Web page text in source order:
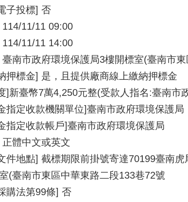
子投標] 否
114/11/11 09:00
114/11/11 14:00
臺南市政府環境保護局3樓開標室(臺南市
押標金] 是，且提供廠商線上繳納押標金
]新臺幣7萬4,250元整(受款人指名:臺南市
指定收款機關單位]臺南市政府環境保護局
指定收款帳戶]臺南市政府環境保護局
體中文或英文
件地點] 截標期限前掛號寄達70199臺南
(臺南市東區中華東路二段133巷72號
購法第99條] 否